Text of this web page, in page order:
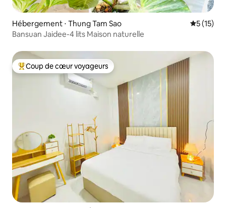
Hébergement ⋅ Thung Tam Sao
5 (15)
Bansuan Jaidee-4 lits Maison naturelle
Coups de cœur voyageurs les plus appréciés
Coup de cœur voyageurs